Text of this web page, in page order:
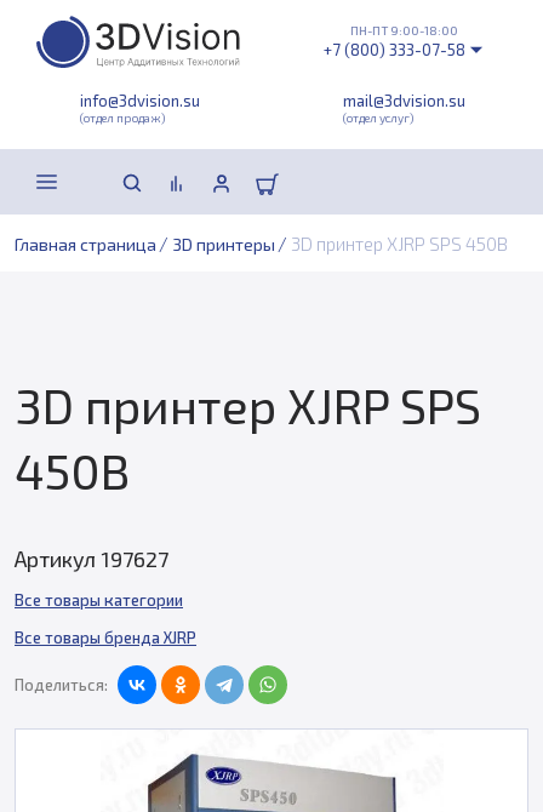
info@3dvision.su
(отдел продаж)
mail@3dvision.su
(отдел услуг)
ПН-ПТ 9:00-18:00
+7 (800) 333-07-58
Главная страница / 3D принтеры / 3D принтер XJRP SPS 450B
3D принтер XJRP SPS
450B
Артикул 197627
Все товары категории
Все товары бренда XJRP
Поделиться: